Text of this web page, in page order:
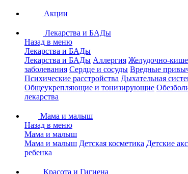
Акции
Лекарства и БАДы
Назад в меню
Лекарства и БАДы
Лекарства и БАДы Аллергия Желудочно-
заболевания Сердце и сосуды Вредные
Психические расстройства Дыхательная
Общеукрепляющие и тонизирующие
лекарства
Мама и малыш
Назад в меню
Мама и малыш
Мама и малыш Детская косметика Детские
ребенка
Красота и Гигиена